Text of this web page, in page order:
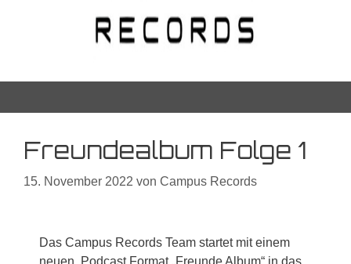
Freundealbum Folge 1
15. November 2022 von Campus Records
Das Campus Records Team startet mit einem